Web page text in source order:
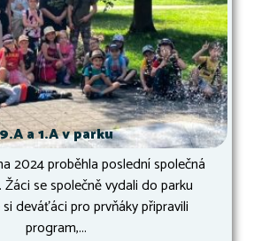
a 1.A v parku
2024 proběhla poslední společná
Žáci se společně vydali do parku
deváťáci pro prvňáky připravili
program,...